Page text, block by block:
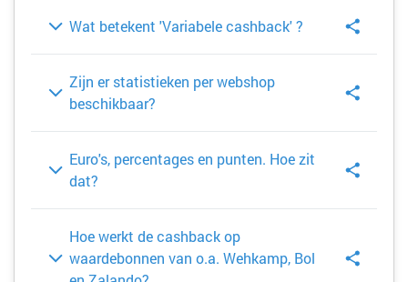
Wat betekent 'Variabele cashback' ?
Zijn er statistieken per webshop
beschikbaar?
Euro's, percentages en punten. Hoe zit
dat?
Hoe werkt de cashback op
waardebonnen van o.a. Wehkamp, Bol